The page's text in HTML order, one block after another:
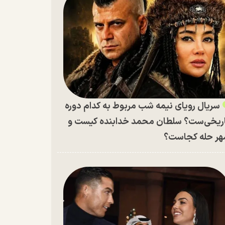
سریال رویای نیمه شب مربوط به کدام دوره
سلطان محمد خدابنده کیست و
حله کجاست؟